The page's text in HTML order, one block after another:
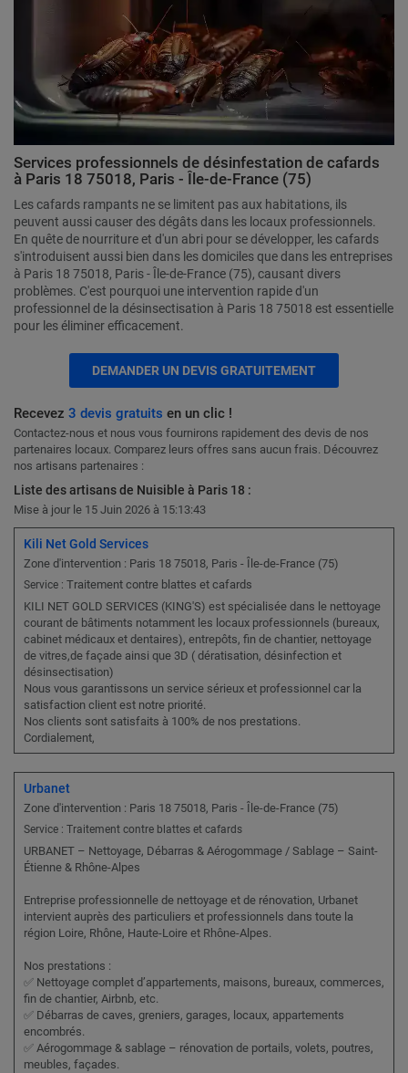
Services professionnels de désinfestation de cafards
à Paris 18 75018, Paris - Île-de-France (75)
Les cafards rampants ne se limitent pas aux habitations, ils
peuvent aussi causer des dégâts dans les locaux professionnels.
En quête de nourriture et d'un abri pour se développer, les cafards
s'introduisent aussi bien dans les domiciles que dans les entreprises
à Paris 18 75018, Paris - Île-de-France (75), causant divers
problèmes. C'est pourquoi une intervention rapide d'un
professionnel de la désinsectisation à Paris 18 75018 est essentielle
pour les éliminer efficacement.
DEMANDER UN DEVIS GRATUITEMENT
Recevez 3 devis gratuits en un clic !
Contactez-nous et nous vous fournirons rapidement des devis de nos
partenaires locaux. Comparez leurs offres sans aucun frais. Découvrez
nos artisans partenaires :
Liste des artisans de Nuisible à Paris 18 :
Mise à jour le 15 Juin 2026 à 15:13:43
Kili Net Gold Services
Zone d'intervention : Paris 18 75018, Paris - Île-de-France (75)
Service : Traitement contre blattes et cafards
KILI NET GOLD SERVICES (KING'S) est spécialisée dans le nettoyage
courant de bâtiments notamment les locaux professionnels (bureaux,
cabinet médicaux et dentaires), entrepôts, fin de chantier, nettoyage
de vitres,de façade ainsi que 3D ( dératisation, désinfection et
désinsectisation)
Nous vous garantissons un service sérieux et professionnel car la
satisfaction client est notre priorité.
Nos clients sont satisfaits à 100% de nos prestations.
Cordialement,
Urbanet
Zone d'intervention : Paris 18 75018, Paris - Île-de-France (75)
Service : Traitement contre blattes et cafards
URBANET – Nettoyage, Débarras & Aérogommage / Sablage – Saint-
Étienne & Rhône-Alpes
Entreprise professionnelle de nettoyage et de rénovation, Urbanet
intervient auprès des particuliers et professionnels dans toute la
région Loire, Rhône, Haute-Loire et Rhône-Alpes.
Nos prestations :
✅ Nettoyage complet d’appartements, maisons, bureaux, commerces,
fin de chantier, Airbnb, etc.
✅ Débarras de caves, greniers, garages, locaux, appartements
encombrés.
✅ Aérogommage & sablage – rénovation de portails, volets, poutres,
meubles, façades.